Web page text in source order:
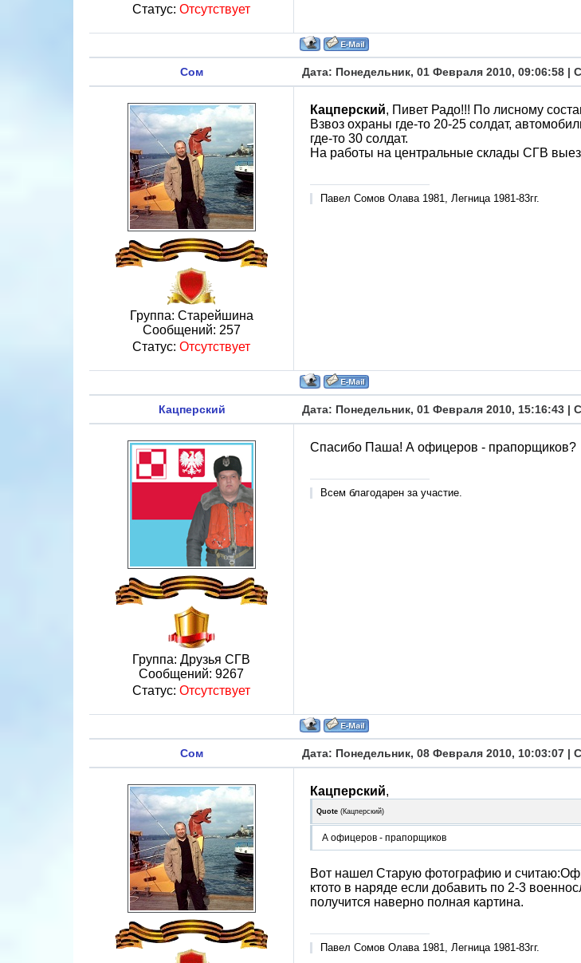
Статус: Отсутствует
Сом Дата: Понедельник, 01 Февраля 2010, 09:06:58 |
Группа: Старейшина
Сообщений: 257
Статус: Отсутствует
Кацперский, Пивет Радо!!! По лисному
Взвоз охраны где-то 20-25 солдат,
где-то 30 солдат.
На работы на центральные склады СГВ
Павел Сомов Олава 1981, Легница 1981-83гг.
Кацперский Дата: Понедельник, 01 Февраля 2010, 15:16:43 |
Группа: Друзья СГВ
Сообщений: 9267
Статус: Отсутствует
Спасибо Паша! А офицеров - прапорщиков?
Всем благодарен за участие.
Сом Дата: Понедельник, 08 Февраля 2010, 10:03:07 |
Кацперский,
Quote (Кацперский)
А офицеров - прапорщиков
Вот нашел Старую фотографию и
ктото в наряде если добавить по 2-3
получится наверно полная картина.
Павел Сомов Олава 1981, Легница 1981-83гг.